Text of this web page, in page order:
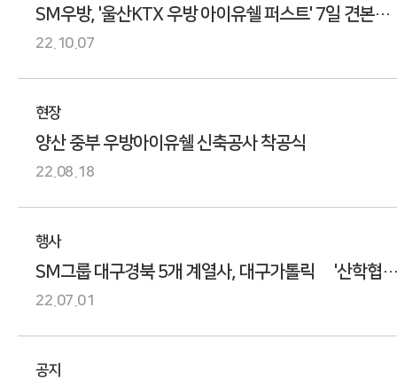
SM우방, '울산KTX 우방 아이유쉘 퍼스트' 7일 견본주
개관
22.10.07
현장
양산 중부 우방아이유쉘 신축공사 착공식
22.08.18
행사
SM그룹 대구경북 5개 계열사, 대구가톨릭大 '산학협력
MOU'
22.07.01
공지